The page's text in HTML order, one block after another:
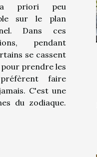
priori peu
sur le plan
Dans ces
pendant
se cassent
prendre les
faire
C'est une
du zodiaque.